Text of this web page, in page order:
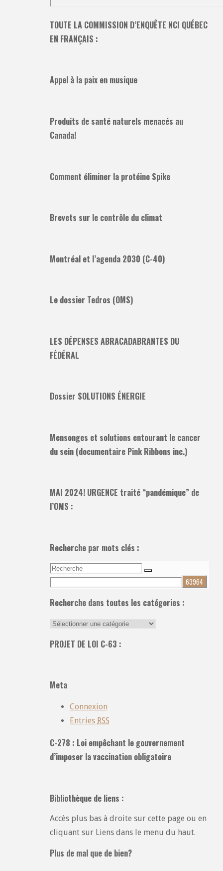
TOUTE LA COMMISSION D’ENQUÊTE NCI QUÉBEC
EN FRANÇAIS :
Appel à la paix en musique
Produits de santé naturels menacés au
Canada!
Comment éliminer la protéine Spike
Brevets sur le contrôle du climat
Montréal et l’agenda 2030 (C-40)
Le dossier Tedros (OMS)
LES DÉPENSES ABRACADABRANTES DU
FÉDÉRAL
Dossier SOLUTIONS ÉNERGIE
Mensonges et solutions entourant le cancer
du sein (documentaire Pink Ribbons inc.)
MAI 2024! URGENCE traité “pandémique” de
l’OMS :
Recherche par mots clés :
Recherche
pour:
Recherche
Recherche dans toutes les catégories :
Recherche
toutes
PROJET DE LOI C-63 :
Meta
Connexion
Entries RSS
C-278 : Loi empêchant le gouvernement
d’imposer la vaccination obligatoire
Bibliothèque de liens :
Accès plus bas à droite sur cette page ou en
cliquant sur Liens dans le menu du haut.
Plus de mal que de bien?